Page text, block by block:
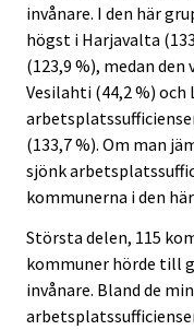
invånare. I den här
högst i Harjavalta
(123,9 %), medan
Vesilahti (44,2 %) och
(133,7 %). Om man
sjönk
kommunerna i den
Största delen, 115
kommuner hörde till
invånare. Bland de